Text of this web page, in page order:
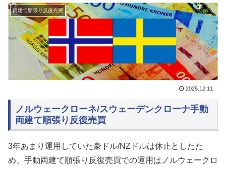
両建て順張り反復売買
2025.12.11
ノルウェークローネ/スウェーデンクローナ手動
両建て順張り反復売買
3年あまり運用していた豪ドル/NZドルは休止としたた
め、手動両建て順張り反復売買での運用はノルウェークロ